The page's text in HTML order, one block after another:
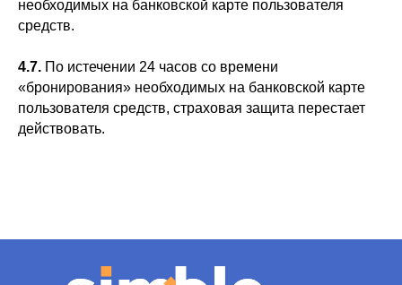
необходимых на банковской карте пользователя
средств.
4.7. По истечении 24 часов со времени
«бронирования» необходимых на банковской карте
пользователя средств, страховая защита перестает
действовать.